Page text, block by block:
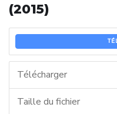
(2015)
Télécharger
Taille du fichier